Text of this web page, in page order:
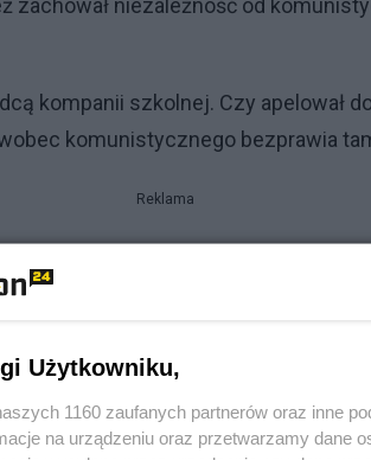
zachował niezależność od
kompanii szkolnej. Czy apelował
komunistycznego bezprawia
Reklama
sprzeciwiał się utworzeniu
ciągu tak uważa? A jeżeli nie to czy
kwestionował
utworzenie tych wojsk za błąd? A
Użytkowniku,
1160 zaufanych partnerów oraz inne
na urządzeniu oraz przetwarzamy dane